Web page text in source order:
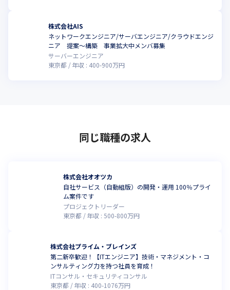
株式会社AIS
ネットワークエンジニア/サーバエンジニア/クラウドエンジ
ニア 提案～構築 事業拡大中メンバ募集
サーバーエンジニア
東京都
年収 : 400-900万円
同じ職種の求人
株式会社オオツカ
自社サービス（自動組版）の開発・運用 100％プライ
ム案件です
プロジェクトリーダー
東京都
年収 :500-800万円
株式会社プライム・ブレインズ
第二新卒歓迎！【ITエンジニア】技術・マネジメント・コ
ンサルティング力を持つ社員を育成！
ITコンサル・セキュリティコンサル
東京都
年収 : 400-1076万円